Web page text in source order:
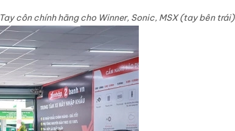
Tay côn chính hãng cho Winner, Sonic, MSX (tay bên trái)